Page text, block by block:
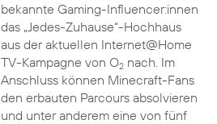
bekannte Gaming-Influencer:innen
das „Jedes-Zuhause“-Hochhaus
aus der aktuellen Internet@Home
TV-Kampagne von O2nach. Im
Anschluss können Minecraft-Fans
den erbauten Parcours absolvieren
und unter anderem eine von fünf